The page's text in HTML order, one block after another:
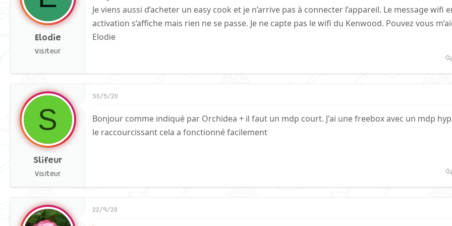
Elodie
Visiteur
Je viens aussi d’acheter un easy cook et je n’arrive pas à connecter l’appareil. Le message wifi
activation s’affiche mais rien ne se passe. Je ne capte pas le wifi du Kenwood. Pouvez vous
Elodie
S
Slifeur
Visiteur
30/5/20
Bonjour comme indiqué par Orchidea + il faut un mdp court. J'ai une freebox avec un mdp
le raccourcissant cela a fonctionné facilement
22/9/20